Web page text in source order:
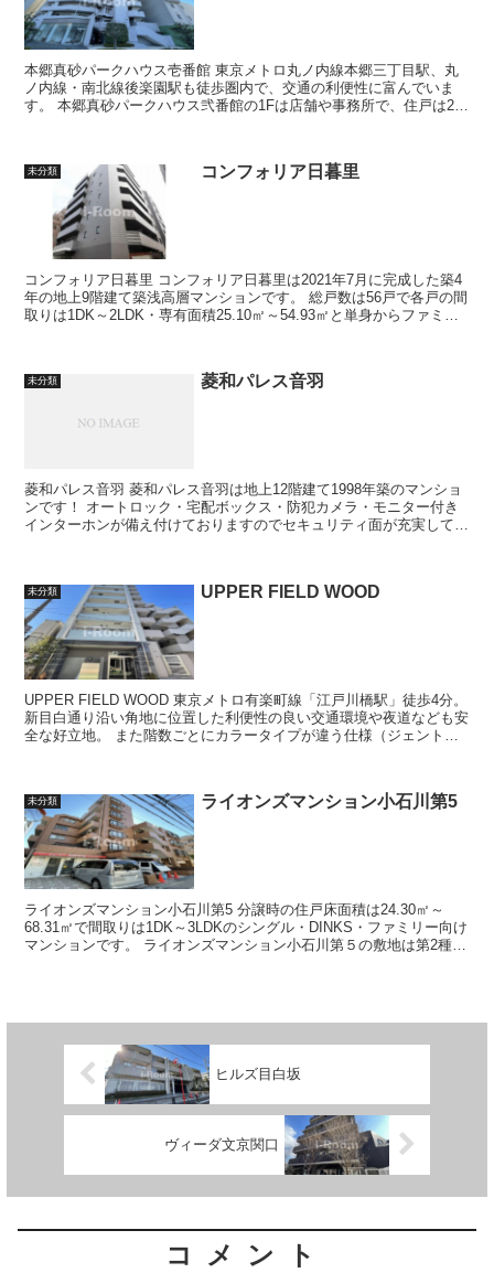
本郷真砂パークハウス壱番館 東京メトロ丸ノ内線本郷三丁目駅、丸
ノ内線・南北線後楽園駅も徒歩圏内で、交通の利便性に富んでいま
す。 本郷真砂パークハウス弐番館の1Fは店舗や事務所で、住戸は2F
未分類 コンフォリア日暮里
コンフォリア日暮里 コンフォリア日暮里は2021年7月に完成した築4
年の地上9階建て築浅高層マンションです。 総戸数は56戸で各戸の間
取りは1DK～2LDK・専有面積25.10㎡～54.93㎡と単身からファミリ
未分類 菱和パレス音羽
菱和パレス音羽 菱和パレス音羽は地上12階建て1998年築のマンショ
ンです！ オートロック・宅配ボックス・防犯カメラ・モニター付き
インターホンが備え付けておりますのでセキュリティ面が充実してお
未分類 UPPER FIELD WOOD
UPPER FIELD WOOD 東京メトロ有楽町線「江戸川橋駅」徒歩4分。
新目白通り沿い角地に位置した利便性の良い交通環境や夜道なども安
全な好立地。 また階数ごとにカラータイプが違う仕様（ジェントリ
未分類 ライオンズマンション小石川第5
ライオンズマンション小石川第5 分譲時の住戸床面積は24.30㎡～
68.31㎡で間取りは1DK～3LDKのシングル・DINKS・ファミリー向け
マンションです。 ライオンズマンション小石川第５の敷地は第2種住
ヒルズ目白坂
ヴィーダ文京関口
コメント